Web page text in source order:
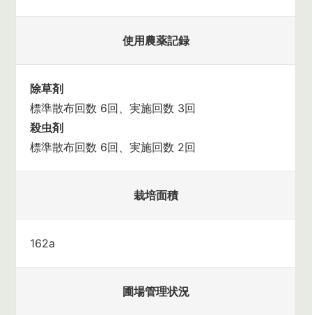
使用農薬記録
除草剤
標準散布回数 6回、実施回数 3回
殺虫剤
標準散布回数 6回、実施回数 2回
栽培面積
162a
圃場管理状況